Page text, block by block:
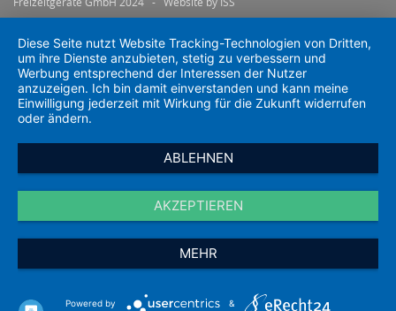
Diese Seite nutzt Website Tracking-Technologien von Dritten,
um ihre Dienste anzubieten, stetig zu verbessern und
Werbung entsprechend der Interessen der Nutzer
anzuzeigen. Ich bin damit einverstanden und kann meine
Einwilligung jederzeit mit Wirkung für die Zukunft widerrufen
oder ändern.
ABLEHNEN
AKZEPTIEREN
MEHR
Powered by &